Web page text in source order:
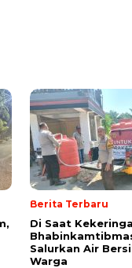
Berita Terbaru
Di Saat
Salurkan Air
Warga